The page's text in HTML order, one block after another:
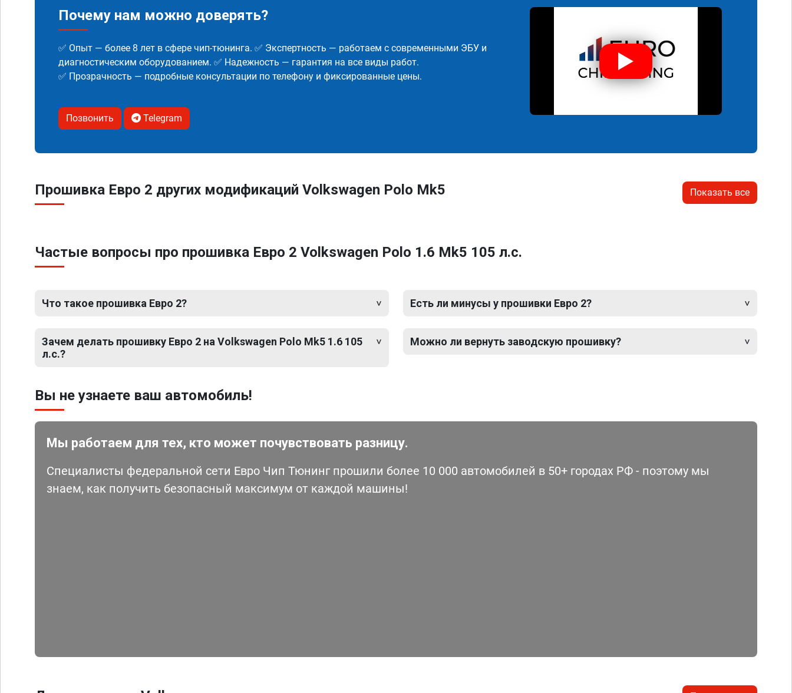
Почему нам можно доверять?
✅ Опыт — более 8 лет в сфере чип-тюнинга. ✅ Экспертность — работаем с современными ЭБУ и
диагностическим оборудованием. ✅ Надежность — гарантия на все виды работ.
✅ Прозрачность — подробные консультации по телефону и фиксированные цены.
Позвонить Telegram
Прошивка Евро 2 других модификаций Volkswagen Polo Mk5 Показать все
Частые вопросы про прошивка Евро 2 Volkswagen Polo 1.6 Mk5 105 л.с.
Что такое прошивка Евро 2?
Зачем делать прошивку Евро 2 на Volkswagen Polo Mk5 1.6 105
л.с.?
Есть ли минусы у прошивки Евро 2?
Можно ли вернуть заводскую прошивку?
Вы не узнаете ваш автомобиль!
Мы работаем для тех, кто может почувствовать разницу.
Специалисты федеральной сети Евро Чип Тюнинг прошили более 10 000 автомобилей в 50+ городах РФ - поэтому мы
знаем, как получить безопасный максимум от каждой машины!